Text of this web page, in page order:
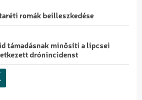
romák beilleszkedése
támadásnak minősíti a lipcsei
drónincidenst